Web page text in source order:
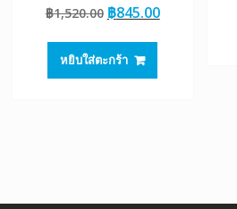
5.00
ตั้งแต่ 1-5
฿1,520.00 Original
was:
฿1,520.00.
฿845.00Current
หยิบใส่ตะกร้า